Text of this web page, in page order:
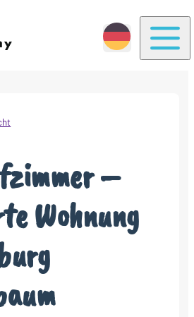
–
Wohnung